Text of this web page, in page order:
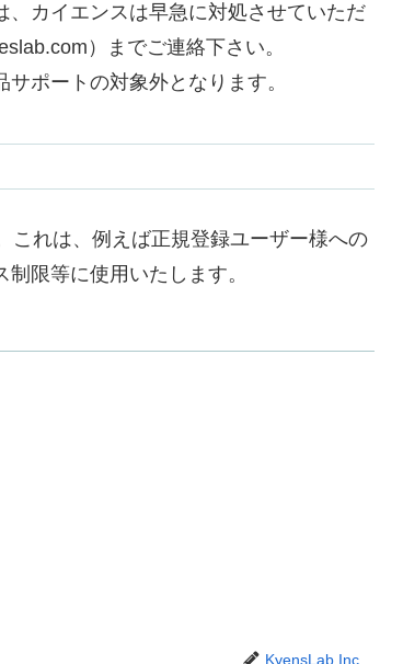
カイエンスは早急に対処させていただ
）までご連絡下さい。
ポートの対象外となります。
これは、例えば正規登録ユーザー様への
限等に使用いたします。
KyensLab Inc.